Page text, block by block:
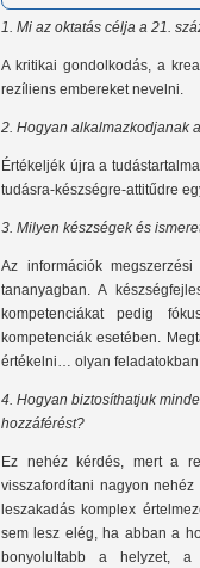
1. Mi az oktatás célja a 21.
A kritikai gondolkodás, a
rezíliens embereket nevelni.
2. Hogyan alkalmazkodjanak
Értékeljék újra a
tudásra-készségre-attitűdre
3. Milyen készségek és
Az információk
tananyagban. A
kompetenciákat pedig
kompetenciák esetében.
értékelni… olyan
4. Hogyan biztosíthatjuk
hozzáférést?
Ez nehéz kérdés, mert a
visszafordítani nagyon
leszakadás komplex
sem lesz elég, ha abban a
bonyolultabb a helyzet, a